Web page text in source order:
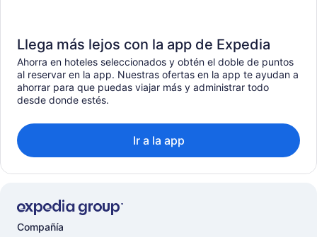
Llega más lejos con la app de Expedia
Ahorra en hoteles seleccionados y obtén el doble de puntos
al reservar en la app. Nuestras ofertas en la app te ayudan a
ahorrar para que puedas viajar más y administrar todo
desde donde estés.
Ir a la app
Compañía